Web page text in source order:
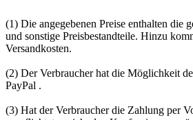
(1) Die angegebenen Preise enthalten die
und sonstige Preisbestandteile. Hinzu
Versandkosten.
(2) Der Verbraucher hat die Möglichkeit
PayPal .
(3) Hat der Verbraucher die Zahlung per